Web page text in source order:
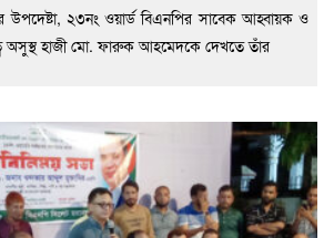
উপদেষ্টা, ২৩নং ওয়ার্ড বিএনপির সাবেক আহ্বায়ক ও
অসুস্থ হাজী মো. ফারুক আহমেদকে দেখতে তাঁর